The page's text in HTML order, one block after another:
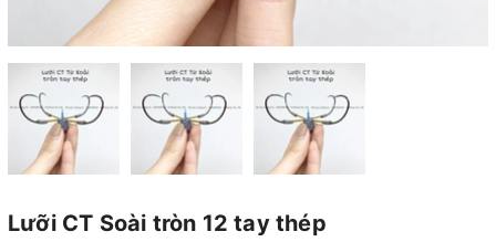
Lưỡi CT Soài tròn 12 tay thép